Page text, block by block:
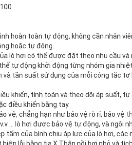
hoàn toàn tự động, không cần nhân
hoặc tự động.
lò hơi có thể được đặt theo nhu cầu
tự động khởi động từng nhóm gia
và tần suất sử dụng của mỗi công tắc
khiển, tính toán và theo dõi áp suất,
điều khiển bằng tay.
vệ, chẳng hạn như bảo vệ rò rỉ, bảo vệ
... lò hơi được bảo vệ tự động, và ngôi
tấm của bình chịu áp lực của lò hơi, các